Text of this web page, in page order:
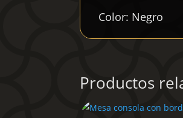
Color: Negro
Productos